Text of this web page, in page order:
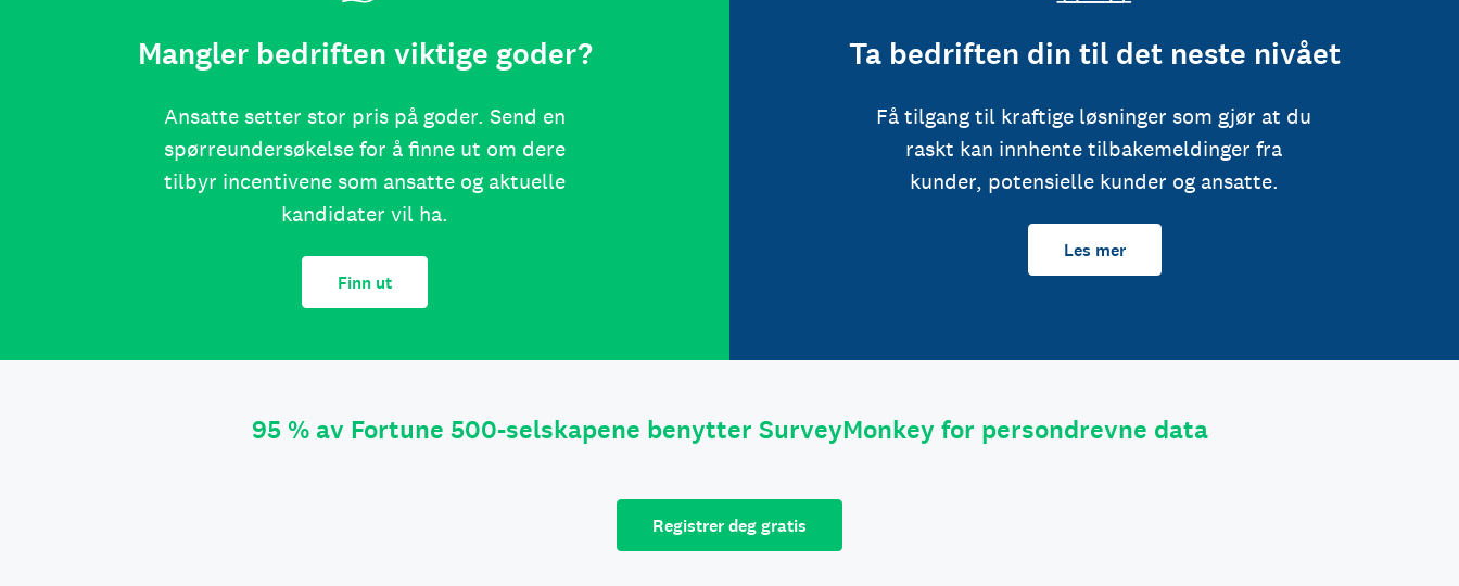
Mangler bedriften viktige goder?
Ansatte setter stor pris på goder. Send en
spørreundersøkelse for å finne ut om dere
tilbyr incentivene som ansatte og aktuelle
kandidater vil ha.
Finn ut
Ta bedriften din til det neste nivået
Få tilgang til kraftige løsninger som gjør at du
raskt kan innhente tilbakemeldinger fra
kunder, potensielle kunder og ansatte.
Les mer
95 % av Fortune 500-selskapene benytter SurveyMonkey for persondrevne data
Registrer deg gratis